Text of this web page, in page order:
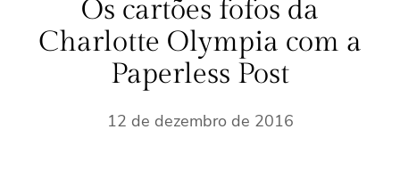
Os cartões fofos da
Charlotte Olympia com a
Paperless Post
12 de dezembro de 2016